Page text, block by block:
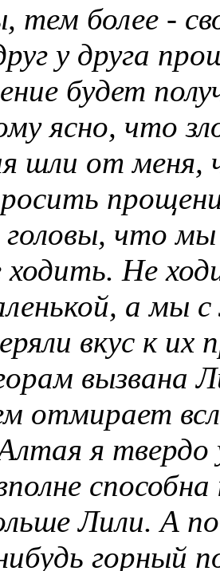
тем более -
у друга
будет
ясно, что
шли от меня,
головы, что
ходить. Не
а мы
вкус к их
вызвана
отмирает
я твердо
Лили. А
горный